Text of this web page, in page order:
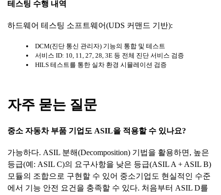
테스팅 수행 내역
하드웨어 테스팅 소프트웨어(UDS 커맨드 기반):
DCM(진단 통신 관리자) 기능의 통합 및 테스트
서비스 ID: 10, 11, 27, 28, 3E 등 전체 진단 서비스 검증
HILS 테스트를 통한 실차 환경 시뮬레이션 검증
자주 묻는 질문
중소 자동차 부품 기업도 ASIL을 적용할 수 있나요?
가능하다. ASIL 분해(Decomposition) 기법을 활용하면, 높은
등급(예: ASIL C)의 요구사항을 낮은 등급(ASIL A + ASIL B)
모듈의 조합으로 구현할 수 있어 중소기업도 현실적인 수준
에서 기능 안전 요건을 충족할 수 있다. 처음부터 ASIL D를